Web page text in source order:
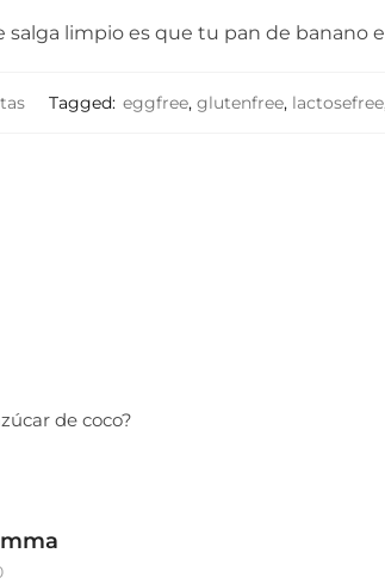
limpio es que tu pan de banano
Tagged: eggfree, glutenfree, lactosefree
de coco?